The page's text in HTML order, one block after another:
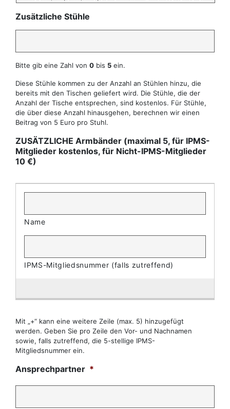
Zusätzliche Stühle
Bitte gib eine Zahl von 0 bis 5 ein.
Diese Stühle kommen zu der Anzahl an Stühlen hinzu, die
bereits mit den Tischen geliefert wird. Die Stühle, die der
Anzahl der Tische entsprechen, sind kostenlos. Für Stühle,
die über diese Anzahl hinausgehen, berechnen wir einen
Beitrag von 5 Euro pro Stuhl.
ZUSÄTZLICHE Armbänder (maximal 5, für IPMS-
Mitglieder kostenlos, für Nicht-IPMS-Mitglieder
10 €)
Mit „+“ kann eine weitere Zeile (max. 5) hinzugefügt
werden. Geben Sie pro Zeile den Vor- und Nachnamen
sowie, falls zutreffend, die 5-stellige IPMS-
Mitgliedsnummer ein.
Ansprechpartner *